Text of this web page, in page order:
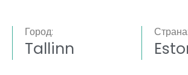
Город:
Tallinn
Страна: